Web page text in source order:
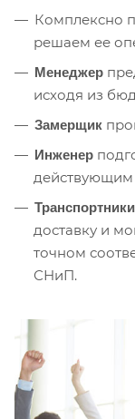
Комплексно
решаем ее
Менеджер
исходя из
Замерщик
Инженер
доставку и
точном
СНиП.